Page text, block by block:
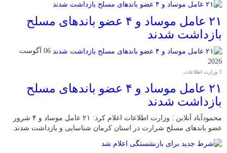
۲۱ عامل موساد و ۴ عضو باند‌های مسلح
بازداشت شدند
06 آگوست
2026
وزارت اطلاعات:
۲۱ عامل موساد و ۴ عضو باند‌های مسلح
بازداشت شدند
محمودآباد آنلاین : وزارت اطلاعات اعلام کرد: ۲۱ عامل موساد و ۴ شرور
عضو باند‌های مسلح شرارت در استان کرمان شناسایی و بازداشت شدند.